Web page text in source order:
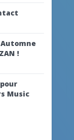
!
Music